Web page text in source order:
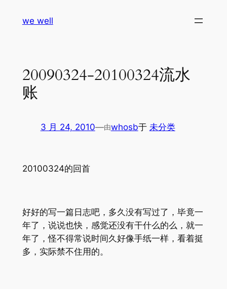
we well
20090324-20100324流水
账
3 月 24, 2010—由whosb于 未分类
20100324的回首
好好的写一篇日志吧，多久没有写过了，毕竟一
年了，说说也快，感觉还没有干什么的么，就一
年了，怪不得常说时间久好像手纸一样，看着挺
多，实际禁不住用的。